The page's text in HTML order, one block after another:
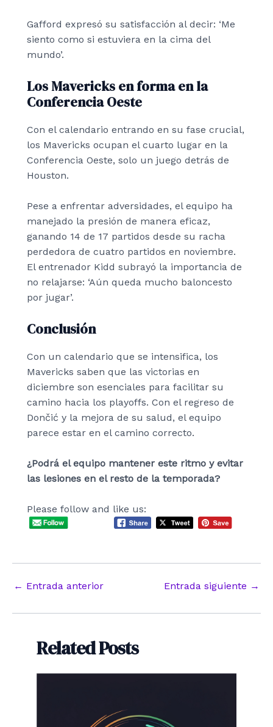
Gafford expresó su satisfacción al decir: ‘Me
siento como si estuviera en la cima del
mundo’.
Los Mavericks en forma en la
Conferencia Oeste
Con el calendario entrando en su fase crucial,
los Mavericks ocupan el cuarto lugar en la
Conferencia Oeste, solo un juego detrás de
Houston.
Pese a enfrentar adversidades, el equipo ha
manejado la presión de manera eficaz,
ganando 14 de 17 partidos desde su racha
perdedora de cuatro partidos en noviembre.
El entrenador Kidd subrayó la importancia de
no relajarse: ‘Aún queda mucho baloncesto
por jugar’.
Conclusión
Con un calendario que se intensifica, los
Mavericks saben que las victorias en
diciembre son esenciales para facilitar su
camino hacia los playoffs. Con el regreso de
Dončić y la mejora de su salud, el equipo
parece estar en el camino correcto.
¿Podrá el equipo mantener este ritmo y evitar
las lesiones en el resto de la temporada?
Please follow and like us:
Navegación
entradas
← Entrada anterior Entrada siguiente →
Related Posts